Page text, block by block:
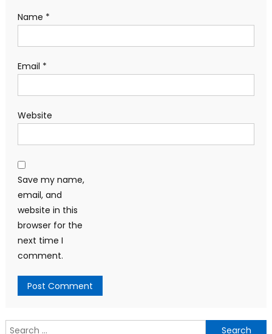
Name *
Email *
Website
Save my name,
email, and
website in this
browser for the
next time I
comment.
Search